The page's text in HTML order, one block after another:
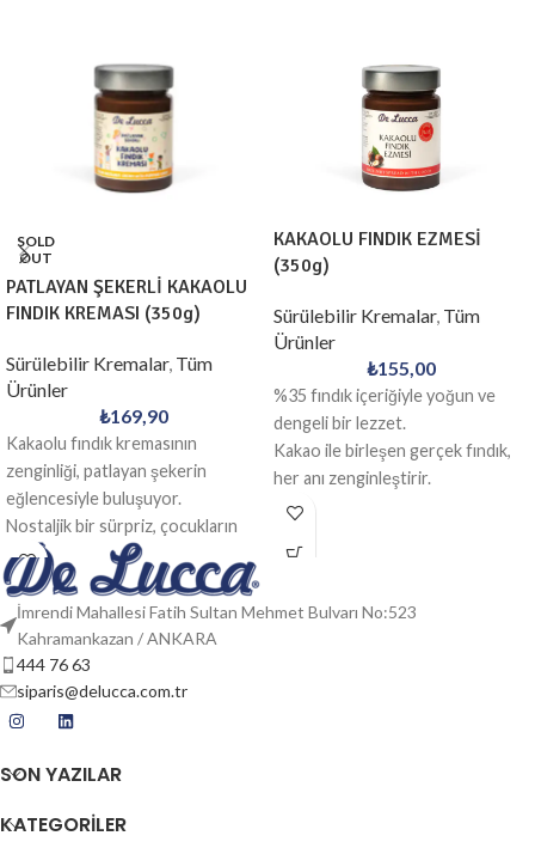
SOLD
OUT
PATLAYAN ŞEKERLİ KAKAOLU
FINDIK KREMASI (350g)
Sürülebilir Kremalar, Tüm
Ürünler
₺169,90
Kakaolu fındık kremasının
zenginliği, patlayan şekerin
eğlencesiyle buluşuyor.
Nostaljik bir sürpriz, çocukların
vazgeçilmez ilgisi.
KAKAOLU FINDIK EZMESİ
(350g)
Sürülebilir Kremalar, Tüm
Ürünler
₺155,00
%35 fındık içeriğiyle yoğun ve
dengeli bir lezzet.
Kakao ile birleşen gerçek fındık,
her anı zenginleştirir.
İmrendi Mahallesi Fatih Sultan Mehmet Bulvarı No:523
Kahramankazan / ANKARA
444 76 63
siparis@delucca.com.tr
SON YAZILAR
KATEGORİLER